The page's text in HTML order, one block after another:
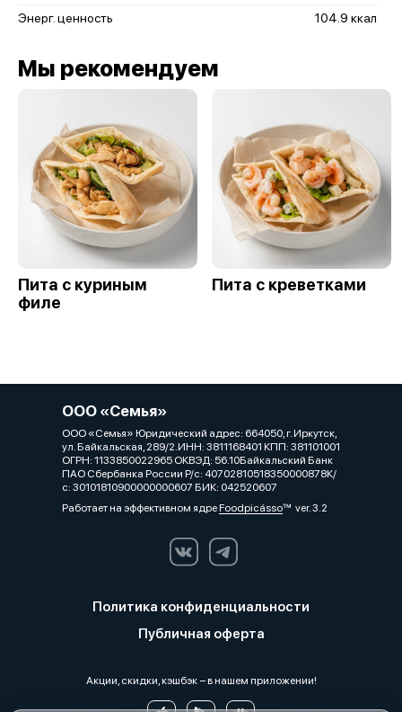
Энерг. ценность
104.9 ккал
Мы рекомендуем
Пита с куриным
филе
Пита с креветками
ООО «Семья»
ООО «Семья» Юридический адрес: 664050, г. Иркутск,
ул. Байкальская, 289/2.ИНН: 3811168401 КПП: 381101001
ОГРН: 1133850022965 ОКВЭД: 56.10Байкальский Банк
ПАО Сбербанка России Р/с: 40702810518350000878К/
с: 30101810900000000607 БИК: 042520607
Работает на эффективном ядреFoodpicássover. 3.2
Политика конфиденциальности
Публичная оферта
Акции, скидки, кэшбэк − в нашем приложении!